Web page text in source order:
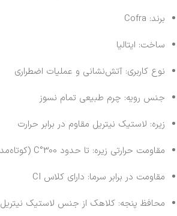
برند: Cofra
ساخت: ایتالیا
نوع کاربری: آتش‌نشانی و عملیات اضطراری
جنس رویه: چرم طبیعی تمام نسوز
زیره: لاستیک نیتریل مقاوم در برابر حرارت
مقاومت حرارتی زیره: تا حدود 300°C (کوتاه‌مدت)
مقاومت در برابر سرما: دارای کلاس CI
محافظ پنجه: کلاهک از جنس لاستیک نیتریل